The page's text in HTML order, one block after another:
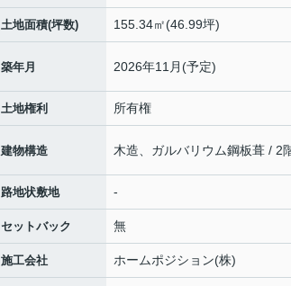
土地面積(坪数) 155.34㎡(46.99坪)
築年月 2026年11月(予定)
土地権利 所有権
建物構造 木造、ガルバリウム鋼板葺 / 2
路地状敷地 -
セットバック 無
施工会社 ホームポジション(株)